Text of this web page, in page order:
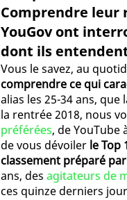
Comprendre leur
YouGov ont
dont ils
Vous le savez, au
comprendre ce qui
alias les 25-34 ans,
la rentrée 2018, nous
préférées, de
de vous dévoiler le Top
classement préparé
ans, des agitateurs de
ces quinze derniers